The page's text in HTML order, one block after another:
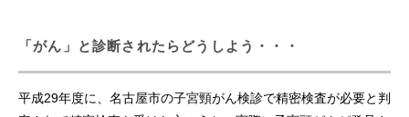
「がん」と診断されたらどうしよう・・・
平成29年度に、名古屋市の子宮頸がん検診で精密検査が必要と判